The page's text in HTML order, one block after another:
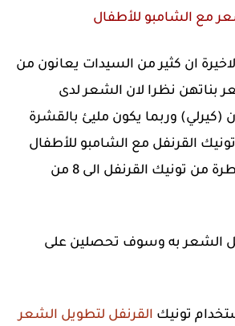
مع الشامبو للأطفال
ان كثير من السيدات يعانون من
نظرا لان الشعر لدى
(كيرلي) وربما يكون مليئ بالقشرة
القرنفل مع الشامبو للأطفال
من خلال خلط 12 قطرة من تونيك القرنفل الى 8 من
الشعر به وسوف تحصلين على
تونيك القرنفل لتطويل الشعر